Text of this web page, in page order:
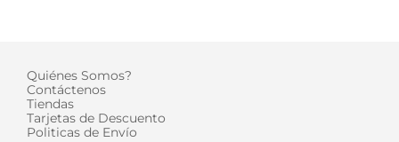
Quiénes Somos?
Contáctenos
Tiendas
Tarjetas de Descuento
Politicas de Envío